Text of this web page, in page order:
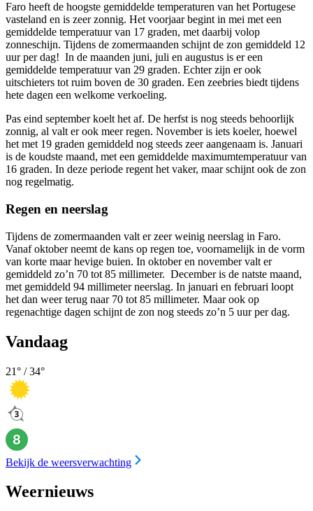
Faro heeft de hoogste gemiddelde temperaturen van het Portugese
vasteland en is zeer zonnig. Het voorjaar begint in mei met een
gemiddelde temperatuur van 17 graden, met daarbij volop
zonneschijn. Tijdens de zomermaanden schijnt de zon gemiddeld 12
uur per dag! In de maanden juni, juli en augustus is er een
gemiddelde temperatuur van 29 graden. Echter zijn er ook
uitschieters tot ruim boven de 30 graden. Een zeebries biedt tijdens
hete dagen een welkome verkoeling.
Pas eind september koelt het af. De herfst is nog steeds behoorlijk
zonnig, al valt er ook meer regen. November is iets koeler, hoewel
het met 19 graden gemiddeld nog steeds zeer aangenaam is. Januari
is de koudste maand, met een gemiddelde maximumtemperatuur van
16 graden. In deze periode regent het vaker, maar schijnt ook de zon
nog regelmatig.
Regen en neerslag
Tijdens de zomermaanden valt er zeer weinig neerslag in Faro.
Vanaf oktober neemt de kans op regen toe, voornamelijk in de vorm
van korte maar hevige buien. In oktober en november valt er
gemiddeld zo’n 70 tot 85 millimeter. December is de natste maand,
met gemiddeld 94 millimeter neerslag. In januari en februari loopt
het dan weer terug naar 70 tot 85 millimeter. Maar ook op
regenachtige dagen schijnt de zon nog steeds zo’n 5 uur per dag.
Vandaag
21° /34°
Bekijk de weersverwachting
Weernieuws